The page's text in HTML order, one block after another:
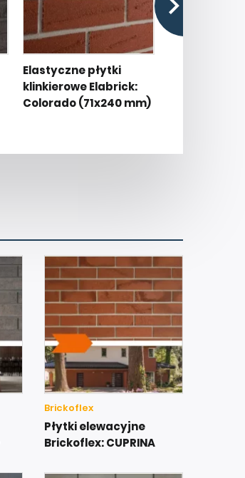
Elastyczne płytki
klinkierowe Elabrick:
Colorado (71x240 mm)
Brickoflex
Płytki elewacyjne
Brickoflex: CUPRINA